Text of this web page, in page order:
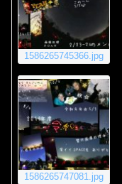
1586265745366.jpg
1586265747081.jpg